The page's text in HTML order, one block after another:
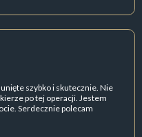
szybko i skutecznie. Nie
po tej operacji. Jestem
Serdecznie polecam